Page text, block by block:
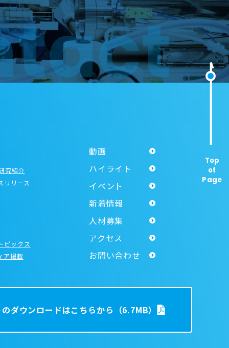
Top
of
Page
究紹介
リリース
ピックス
ア掲載
動画
ハイライト
イベント
新着情報
人材募集
アクセス
お問い合わせ
ダウンロードはこちらから （6.7MB）